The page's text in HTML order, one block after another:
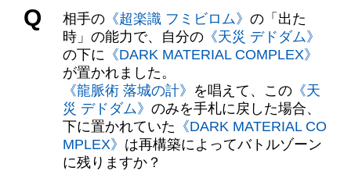
Q 相手の 《超楽識 フミビロム》 の「出た
時」の能力で、自分の 《天災 デドダム》
の下に 《DARK MATERIAL COMPLEX》
が置かれました。
《龍脈術 落城の計》 を唱えて、この 《天
災 デドダム》 のみを手札に戻した場合、
下に置かれていた 《DARK MATERIAL CO
MPLEX》 は再構築によってバトルゾーン
に残りますか？